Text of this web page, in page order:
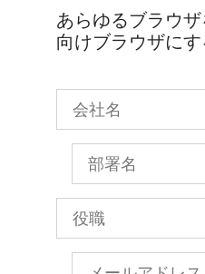
あらゆるブラウ
向けブラウザにす